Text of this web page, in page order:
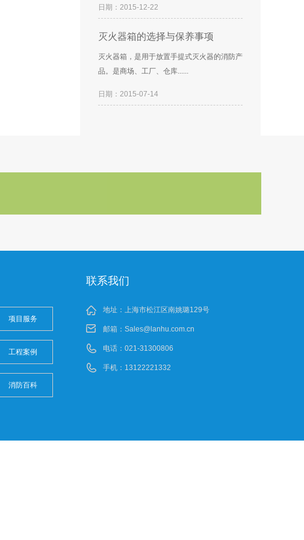
日期：2015-12-22
灭火器箱的选择与保养事项
灭火器箱，是用于放置手提式灭火器的消防产
品。是商场、工厂、仓库......
日期：2015-07-14
项目服务
工程案例
消防百科
联系我们
地址：上海市松江区南姚璐129号
邮箱： Sales@lanhu.com.cn
电话：021-31300806
手机：13122221332